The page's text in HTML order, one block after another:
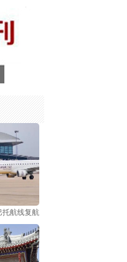
“风雅密码”
托航线复航